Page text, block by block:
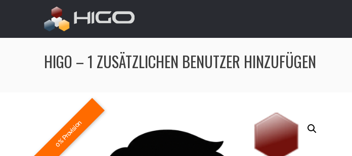
HIGO – 1 ZUSÄTZLICHEN BENUTZER HINZUFÜGEN
0% Provision